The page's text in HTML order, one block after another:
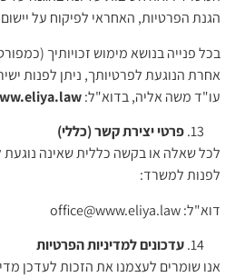
הגנת הפרטיות, האחראי לפיקוח על
אחרת הנוגעת לפרטיותך, ניתן לפנות
עו"ד משה אליה, בדוא"ל:
פרטי יצירת קשר (כללי)
לכל שאלה או בקשה כללית שאינה נוגעת
לפנות למשרד:
דוא"ל:office@www.eliya.law
עדכונים למדיניות הפרטיות
אנו שומרים לעצמנו את הזכות לעדכן